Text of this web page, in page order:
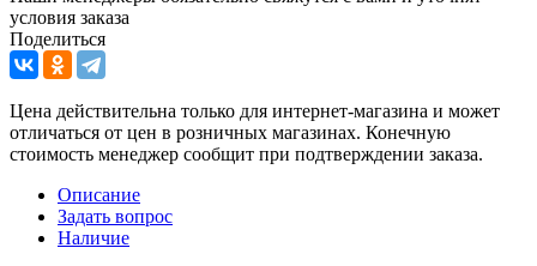
условия заказа
Поделиться
Цена действительна только для интернет-магазина и может
отличаться от цен в розничных магазинах. Конечную
стоимость менеджер сообщит при подтверждении заказа.
Описание
Задать вопрос
Наличие